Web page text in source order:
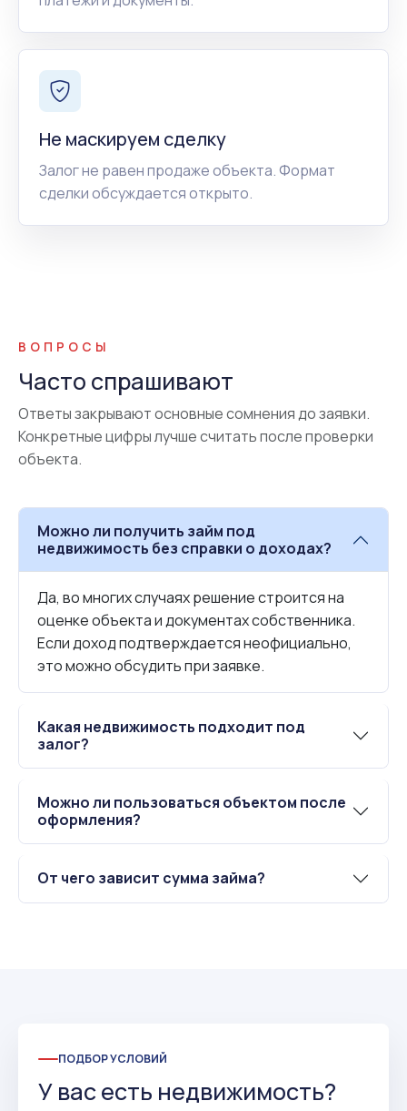
Не маскируем сделку
Залог не равен продаже объекта. Формат
сделки обсуждается открыто.
ВОПРОСЫ
Часто спрашивают
Ответы закрывают основные сомнения до заявки.
Конкретные цифры лучше считать после проверки
объекта.
Можно ли получить займ под
недвижимость без справки о доходах?
Да, во многих случаях решение строится на
оценке объекта и документах собственника.
Если доход подтверждается неофициально,
это можно обсудить при заявке.
Какая недвижимость подходит под
залог?
Можно ли пользоваться объектом после
оформления?
От чего зависит сумма займа?
ПОДБОР УСЛОВИЙ
У вас есть недвижимость?